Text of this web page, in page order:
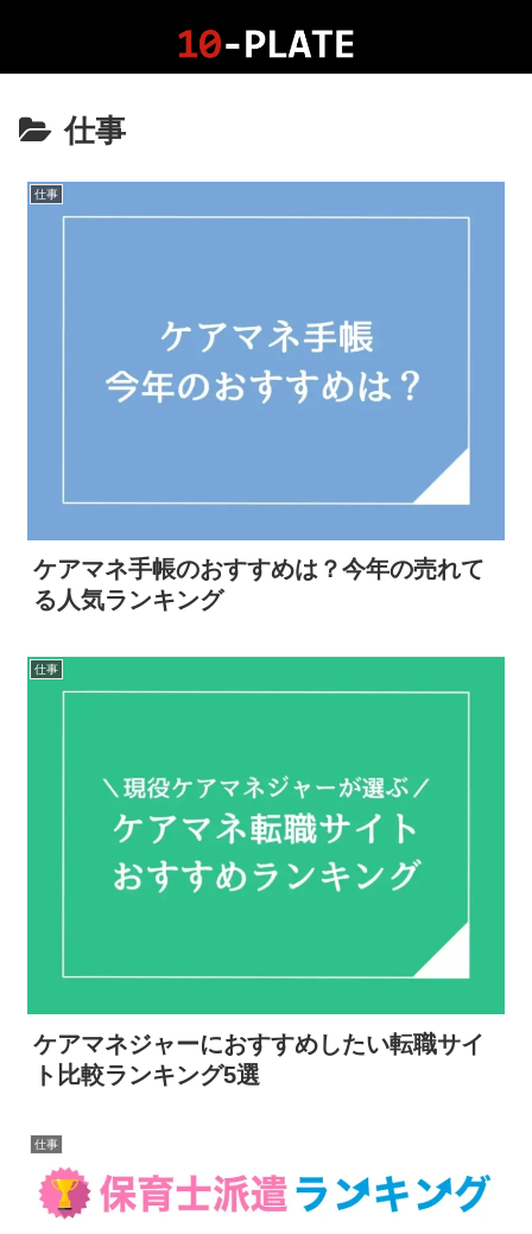
仕事
仕事
ケアマネ手帳のおすすめは？今年の売れて
る人気ランキング
仕事
ケアマネジャーにおすすめしたい転職サイ
ト比較ランキング5選
仕事